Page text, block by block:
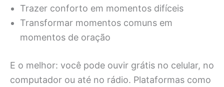
Trazer conforto em momentos difíceis
Transformar momentos comuns em
momentos de oração
E o melhor: você pode ouvir grátis no celular, no
computador ou até no rádio. Plataformas como